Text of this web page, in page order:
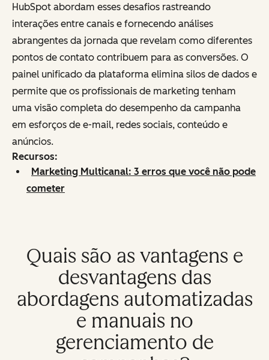
HubSpot abordam esses desafios rastreando
interações entre canais e fornecendo análises
abrangentes da jornada que revelam como diferentes
pontos de contato contribuem para as conversões. O
painel unificado da plataforma elimina silos de dados e
permite que os profissionais de marketing tenham
uma visão completa do desempenho da campanha
em esforços de e-mail, redes sociais, conteúdo e
anúncios.
Recursos:
Marketing Multicanal: 3 erros que você não pode
cometer
Quais são as vantagens e
desvantagens das
abordagens automatizadas
e manuais no
gerenciamento de